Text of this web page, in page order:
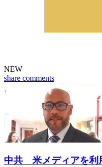
NEW
share comments
中共 米メディアを